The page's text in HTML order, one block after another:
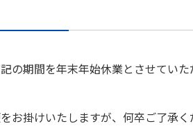
の期間を年末年始休業とさせていた
お掛けいたしますが、何卒ご了承